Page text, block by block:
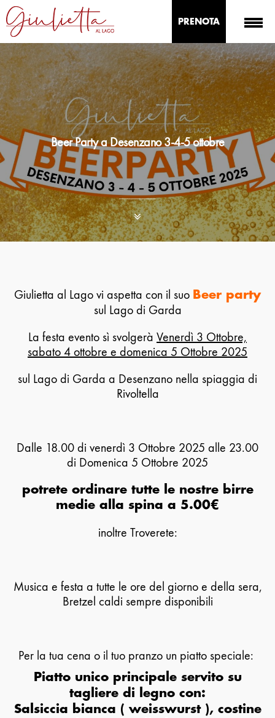
PRENOTA
Beer Party a Desenzano 3-4-5 ottobre
Giulietta al Lago vi aspetta con il suo Beer party
sul Lago di Garda
La festa evento sì svolgerà Venerdì 3 Ottobre,
sabato 4 ottobre e domenica 5 Ottobre 2025
sul Lago di Garda a Desenzano nella spiaggia di
Rivoltella
Dalle 18.00 di venerdì 3 Ottobre 2025 alle 23.00
di Domenica 5 Ottobre 2025
potrete ordinare tutte le nostre birre
medie alla spina a 5.00€
inoltre Troverete:
Musica e festa a tutte le ore del giorno e della sera,
Bretzel caldi sempre disponibili
Per la tua cena o il tuo pranzo un piatto speciale:
Piatto unico principale servito su
tagliere di legno con:
Salsiccia bianca ( weisswurst ), costine